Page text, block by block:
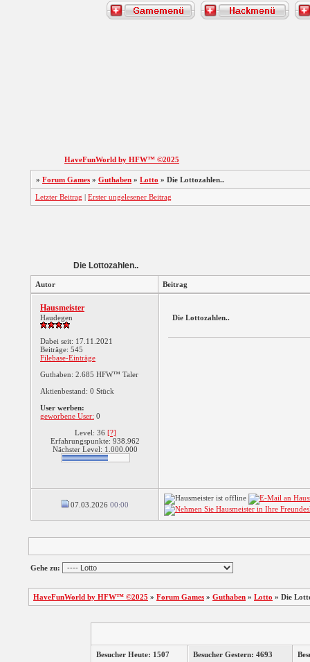
HaveFunWorld by HFW™ ©2025
» Forum Games » Guthaben » Lotto » Die Lottozahlen..
Letzter Beitrag | Erster ungelesener Beitrag
Die Lottozahlen..
Autor Beitrag
Hausmeister
Haudegen
Dabei seit: 17.11.2021
Beiträge: 545
Filebase-Einträge
Guthaben: 2.685 HFW™ Taler
Aktienbestand: 0 Stück
User werben:
geworbene User: 0
Level: 36 [?]
Erfahrungspunkte: 938.962
Nächster Level: 1.000.000
Die Lottozahlen..
07.03.2026 00:00
Gehe zu:
HaveFunWorld by HFW™ ©2025 » Forum Games » Guthaben » Lotto » Die
Besucher Heute: 1507 Besucher Gestern: 4693